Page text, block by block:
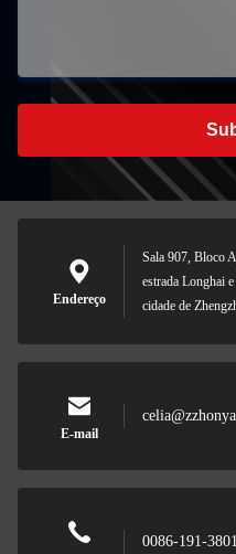
Endereço
Sala 907, Bloco
estrada Longhai
cidade de
E-mail
0086-191-